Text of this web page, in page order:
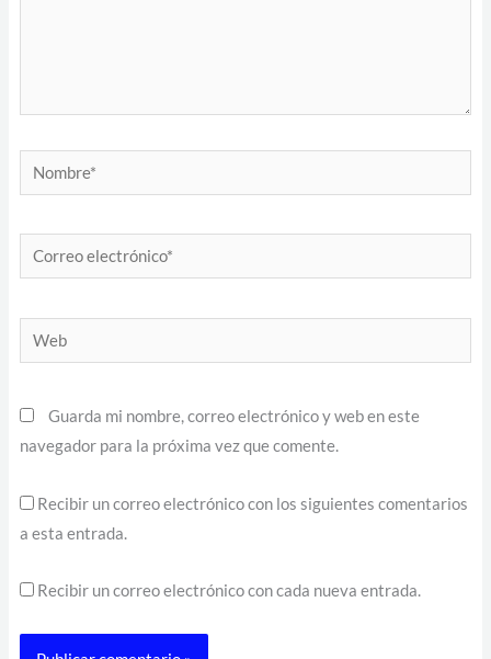
Nombre*
Correo
electrónico*
Web
Guarda mi nombre, correo electrónico y web en este
navegador para la próxima vez que comente.
Recibir un correo electrónico con los siguientes comentarios
a esta entrada.
Recibir un correo electrónico con cada nueva entrada.